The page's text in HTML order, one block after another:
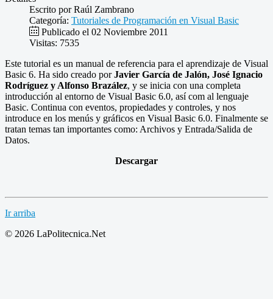
Escrito porRaúl Zambrano
Categoría: Tutoriales de Programación en Visual Basic
Publicado el 02 Noviembre 2011
Visitas: 7535
Este tutorial es un manual de referencia para el aprendizaje de Visual
Basic 6. Ha sido creado porJavier García de Jalón, José Ignacio
Rodríguez y Alfonso Brazález, y se inicia con una completa
introducción al entorno de Visual Basic 6.0, así com al lenguaje
Basic. Continua con eventos, propiedades y controles, y nos
introduce en los menús y gráficos en Visual Basic 6.0. Finalmente se
tratan temas tan importantes como: Archivos y Entrada/Salida de
Datos.
Descargar
Ir arriba
© 2026 LaPolitecnica.Net